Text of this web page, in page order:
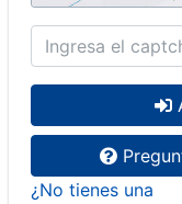
¿No tienes una